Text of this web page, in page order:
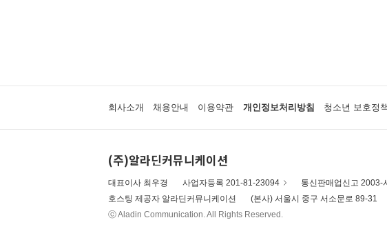
어린이 성교육 시리즈
무민 그림동화
인성교육 보물창고
The Collection
신나는 팝업북
세밀화로 그린 어린이 자연 관찰
회사소개 채용안내 이용약관 개인정보처리방침 청소년 보호정책
(주)알라딘커뮤니케이션
대표이사 최우경 사업자등록 201-81-23094 통신판매업신고 2003-
호스팅 제공자 알라딘커뮤니케이션
(본사) 서울시 중구 서소문로 89-31
ⓒ Aladin Communication. All Rights Reserved.